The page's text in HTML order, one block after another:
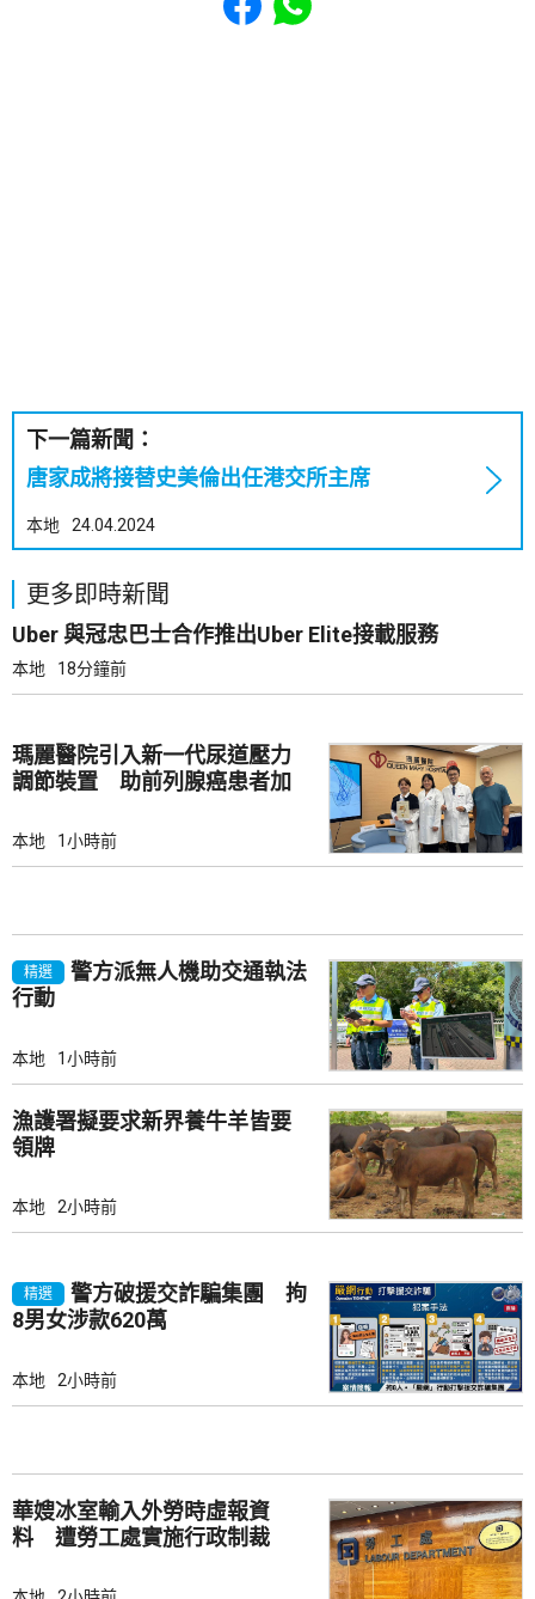
下一篇新聞：
唐家成將接替史美倫出任港交所主席
本地 24.04.2024
更多即時新聞
Uber 與冠忠巴士合作推出Uber Elite接載服務
本地 18分鐘前
瑪麗醫院引入新一代尿道壓力
調節裝置 助前列腺癌患者加
本地 1小時前
精選
警方派無人機助交通執法
行動
本地 1小時前
漁護署擬要求新界養牛羊皆要
領牌
本地 2小時前
精選
警方破援交詐騙集團 拘
8男女涉款620萬
本地 2小時前
華嫂冰室輸入外勞時虛報資
料 遭勞工處實施行政制裁